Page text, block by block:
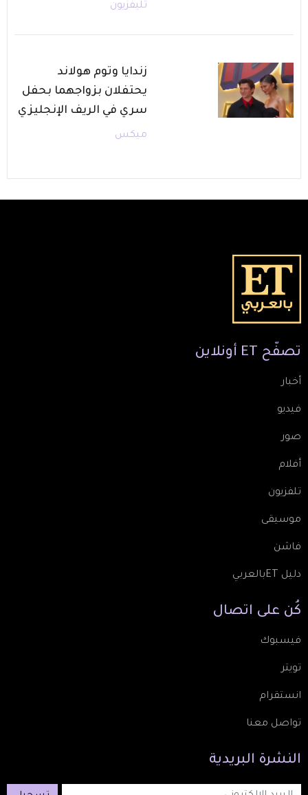
تليفزيون
زندايا وتوم هولاند
يحتفلان بزواجهما بحفل
سري في الريف الإنجليزي
ميكس
تصفّح ET أونلاين
أخبار
فيديو
صور
أفلام
تلفزيون
موسيقى
فاشن
دليل ETبالعربي
كُن على اتصال
فيسبوك
تويتر
انستقرام
تواصل معنا
النشرة البريدية